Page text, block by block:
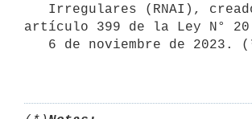
artículo 399 de la Ley N°